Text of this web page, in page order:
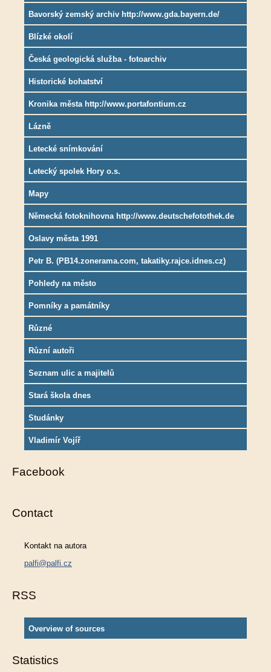
Bavorský zemský archiv http://www.gda.bayern.de/
Blízké okolí
Česká geologická služba - fotoarchiv
Historické bohatství
Kronika města http://www.portafontium.cz
Lázně
Letecké snímkování
Letecký spolek Hory o.s.
Mapy
Německá fotoknihovna http://www.deutschefotothek.de
Oslavy města 1991
Petr B. (PB14.zonerama.com, takatiky.rajce.idnes.cz)
Pohledy na město
Pomníky a památníky
Různé
Různí autoři
Seznam ulic a majitelů
Stará škola dnes
Studánky
Vladimír Vojíř
Facebook
Contact
Kontakt na autora
palfi@palfi.cz
RSS
Overview of sources
Statistics